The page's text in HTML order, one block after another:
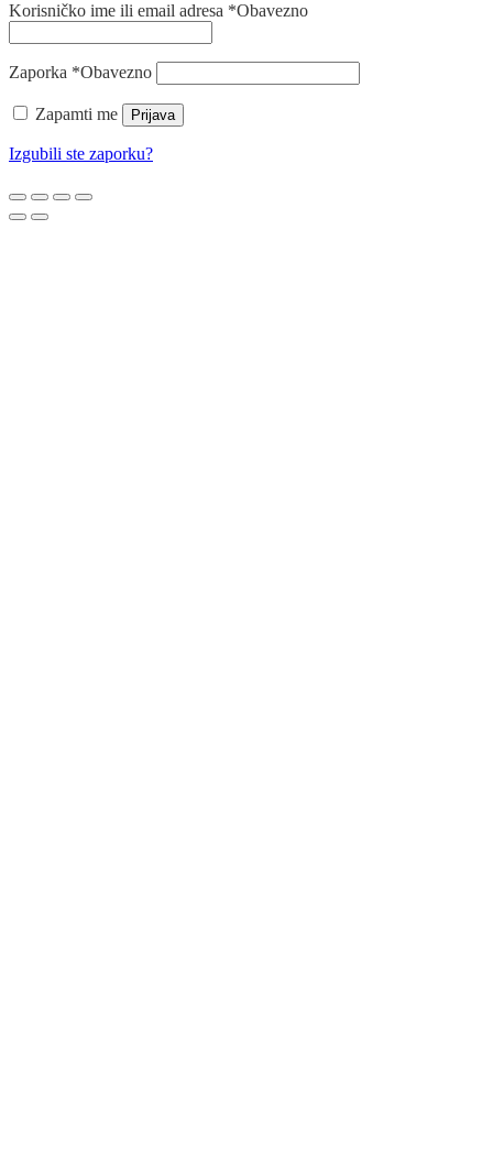
Korisničko ime ili email adresa *Obavezno
Zaporka *Obavezno
Zapamti me Prijava
Izgubili ste zaporku?